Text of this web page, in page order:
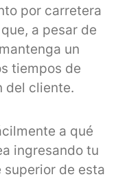
por carretera
a pesar de
un
tiempos de
del cliente.
a qué
ingresando tu
superior de esta